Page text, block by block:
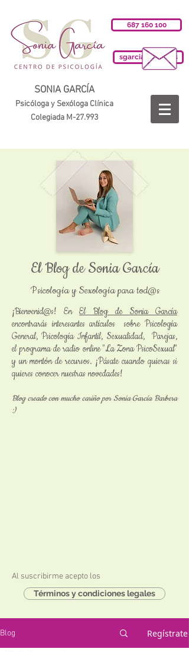
687 160 100
sgarciab@cop.es
SONIA GARCÍA
Psicóloga y Sexóloga Clínica
Colegiada M-27.993
El Blog de Sonia García
Psicología y Sexología para tod@s
¡Bienvenid@s! En El Blog de Sonia García
encontrarás interesantes artículos sobre Psicología
General, Psicología Infantil, Sexualidad, Parejas,
el programa de radio online "La Zona PsicoSexual"
y un montón de recursos. ¡Pásate cuando quieras si
quieres conocer nuestras novedades!
Blog creado con mucho cariño por Sonia García Barbera
:)
Al suscribirme acepto los
Términos y condiciones legales
Blog Regístrate